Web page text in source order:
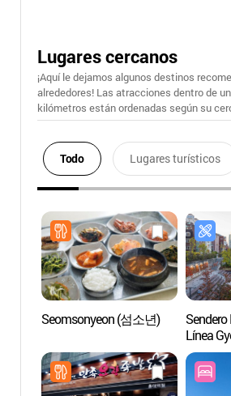
Lugares cercanos
¡Aquí le dejamos algunos destinos
alrededores! Las atracciones dentro de
kilómetros están ordenadas según su
Todo Lugares turísticos
Seomsonyeon (섬소년)
Línea
Park) (
(연트